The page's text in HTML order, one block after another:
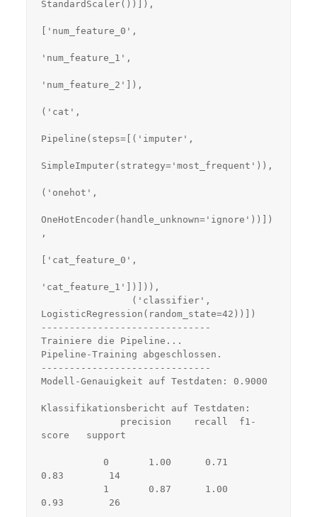
StandardScaler())]),
['num_feature_0',
'num_feature_1',
'num_feature_2']),
('cat',
Pipeline(steps=[('imputer',
SimpleImputer(strategy='most_frequent')),
('onehot',
OneHotEncoder(handle_unknown='ignore'))])
,
['cat_feature_0',
'cat_feature_1'])])),
LogisticRegression(random_state=42))])
------------------------------
Trainiere die Pipeline...
Pipeline-Training abgeschlossen.
------------------------------
Modell-Genauigkeit auf Testdaten: 0.9000
Klassifikationsbericht auf Testdaten:
score   support
0.83        14
0.93        26